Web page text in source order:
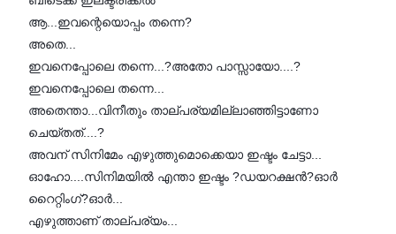
ആ...ഇവന്റെയൊപ്പം തന്നെ?
അതെ...
ഇവനെപ്പോലെ തന്നെ...?അതോ പാസ്സായോ....?
ഇവനെപ്പോലെ തന്നെ...
അതെന്താ...വിനീതും താല്പര്യമില്ലാഞ്ഞിട്ടാണോ
ചെയ്തത്....?
അവന് സിനിമേം എഴുത്തുമൊക്കെയാ ഇഷ്ടം ചേട്ടാ...
ഓഹോ....സിനിമയിൽ എന്താ ഇഷ്ടം ?ഡയറക്ഷൻ?ഓർ
റൈറ്റിംഗ്?ഓർ...
എഴുത്താണ് താല്പര്യം...